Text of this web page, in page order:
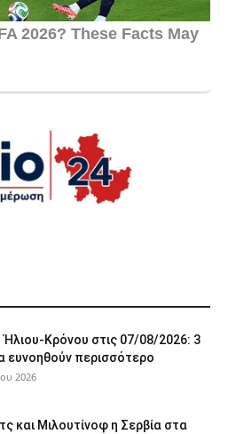
Ήλιου-Κρόνου στις 07/08/2026: 3
ευνοηθούν περισσότερο
2026
και Μιλουτίνοφ η Σερβία στα